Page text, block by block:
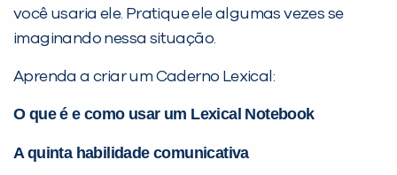
você usaria ele. Pratique ele algumas vezes se
imaginando nessa situação.
Aprenda a criar um Caderno Lexical:
O que é e como usar um Lexical Notebook
A quinta habilidade comunicativa